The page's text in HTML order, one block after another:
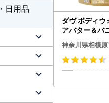
ダヴ ボディウ
アバター＆バ
え用 330g×6
不可 ※離島へ
神奈川県相模
日用品